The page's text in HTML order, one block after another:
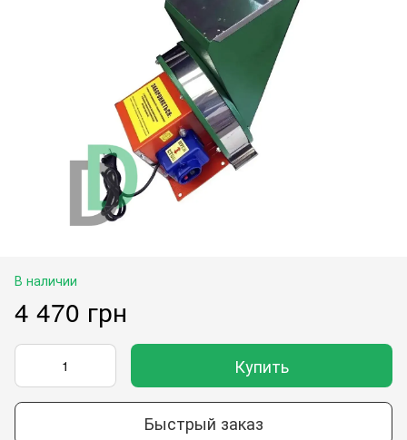
В наличии
4 470 грн
Купить
Быстрый заказ